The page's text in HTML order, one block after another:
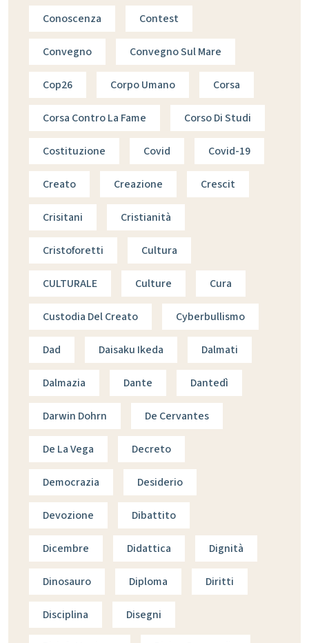
Conoscenza Contest
Convegno Convegno Sul Mare
Cop26 Corpo Umano Corsa
Corsa Contro La Fame Corso Di Studi
Costituzione Covid Covid-19
Creato Creazione Crescit
Crisitani Cristianità
Cristoforetti Cultura
CULTURALE Culture Cura
Custodia Del Creato Cyberbullismo
Dad Daisaku Ikeda Dalmati
Dalmazia Dante Dantedì
Darwin Dohrn De Cervantes
De La Vega Decreto
Democrazia Desiderio
Devozione Dibattito
Dicembre Didattica Dignità
Dinosauro Diploma Diritti
Disciplina Disegni